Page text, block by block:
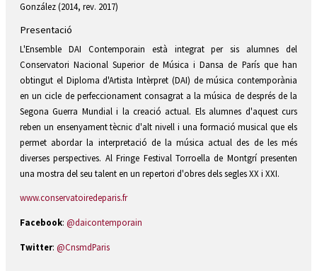
González (2014, rev. 2017)
Presentació
L'Ensemble DAI Contemporain està integrat per sis alumnes del
Conservatori Nacional Superior de Música i Dansa de París que han
obtingut el Diploma d'Artista Intèrpret (DAI) de música contemporània
en un cicle de perfeccionament consagrat a la música de després de la
Segona Guerra Mundial i la creació actual. Els alumnes d'aquest curs
reben un ensenyament tècnic d'alt nivell i una formació musical que els
permet abordar la interpretació de la música actual des de les més
diverses perspectives. Al Fringe Festival Torroella de Montgrí presenten
una mostra del seu talent en un repertori d'obres dels segles XX i XXI.
www.conservatoiredeparis.fr
Facebook: @daicontemporain
Twitter: @CnsmdParis